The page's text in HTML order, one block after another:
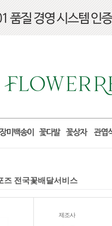
즈 전국꽃배달서비스
제조사